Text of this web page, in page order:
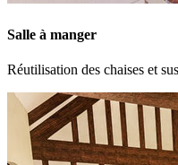
Salle à manger
Réutilisation des chaises et